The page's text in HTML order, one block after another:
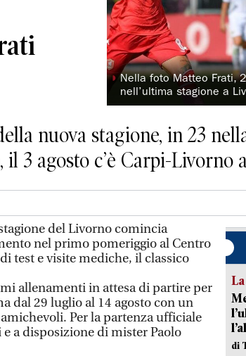
◗ Nella foto Matteo Frati,
nell’ultima stagione a
nuova stagione, in 23
3 agosto c’è Carpi-Livorno
del Livorno comincia
nel primo pomeriggio al Centro
test e visite mediche, il classico
allenamenti in attesa di partire per
dal 29 luglio al 14 agosto con un
Per la partenza ufficiale
a disposizione di mister Paolo
di